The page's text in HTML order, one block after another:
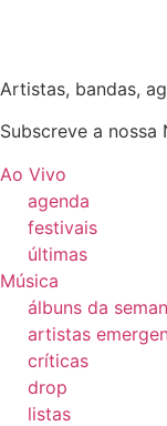
Artistas, bandas,
Subscreve a nossa
Ao Vivo
agenda
festivais
últimas
Música
álbuns da
artistas
críticas
drop
listas